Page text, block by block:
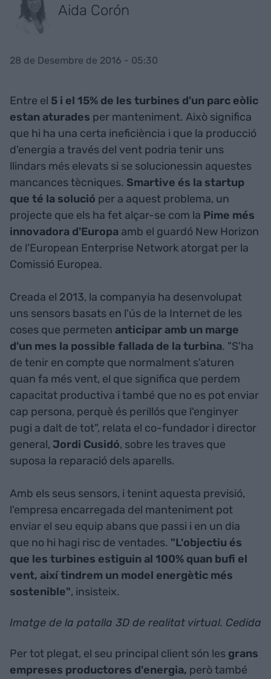
Aida Corón
28 de Desembre de 2016 - 05:30
Entre el 5 i el 15% de les turbines d'un parc eòlic
estan aturades per manteniment. Això significa
que hi ha una certa ineficiència i que la producció
d'energia a través del vent podria tenir uns
llindars més elevats si se solucionessin aquestes
mancances tècniques. Smartive és la startup
que té la solució per a aquest problema, un
projecte que els ha fet alçar-se com la Pime més
innovadora d'Europa amb el guardó New Horizon
de l'European Enterprise Network atorgat per la
Comissió Europea.
Creada el 2013, la companyia ha desenvolupat
uns sensors basats en l'ús de la Internet de les
coses que permeten anticipar amb un marge
d'un mes la possible fallada de la turbina. "S'ha
de tenir en compte que normalment s'aturen
quan fa més vent, el que significa que perdem
capacitat productiva i també que no es pot enviar
cap persona, perquè és perillós que l'enginyer
pugi a dalt de tot", relata el co-fundador i director
general, Jordi Cusidó, sobre les traves que
suposa la reparació dels aparells.
Amb els seus sensors, i tenint aquesta previsió,
l'empresa encarregada del manteniment pot
enviar el seu equip abans que passi i en un dia
que no hi hagi risc de ventades. "L'objectiu és
que les turbines estiguin al 100% quan bufi el
vent, així tindrem un model energètic més
sostenible", insisteix.
Imatge de la patalla 3D de realitat virtual. Cedida
Per tot plegat, el seu principal client són les grans
empreses productores d'energia, però també